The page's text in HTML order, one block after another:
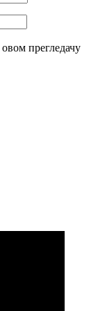
прегледачу